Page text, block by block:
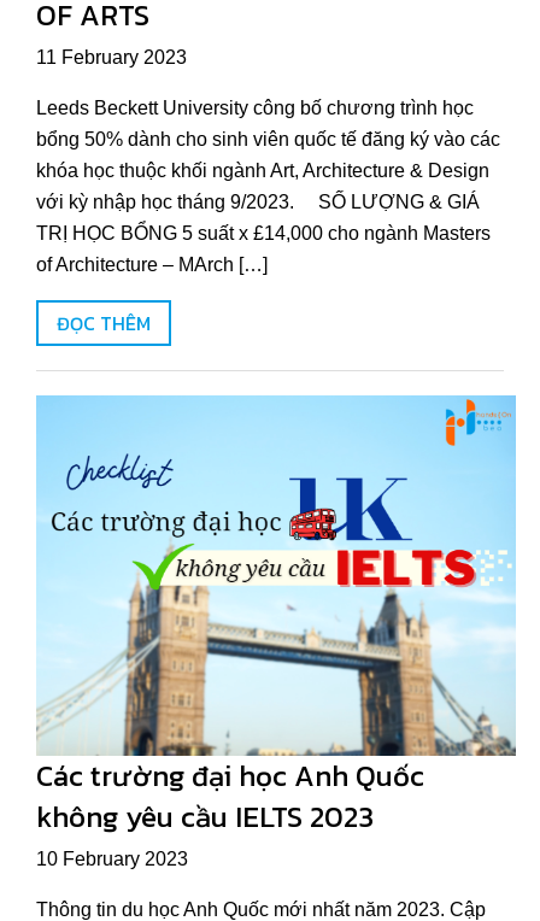
OF ARTS
11 February 2023
Leeds Beckett University công bố chương trình học
bổng 50% dành cho sinh viên quốc tế đăng ký vào các
khóa học thuộc khối ngành Art, Architecture & Design
với kỳ nhập học tháng 9/2023. SỐ LƯỢNG & GIÁ
TRỊ HỌC BỔNG 5 suất x £14,000 cho ngành Masters
of Architecture – MArch […]
ĐỌC THÊM
Các trường đại học Anh Quốc
không yêu cầu IELTS 2023
10 February 2023
Thông tin du học Anh Quốc mới nhất năm 2023. Cập